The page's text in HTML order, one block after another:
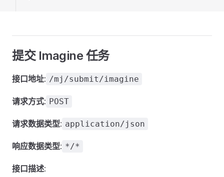
提交 Imagine 任务
接口地址: /mj/submit/imagine
请求方式: POST
请求数据类型: application/json
响应数据类型: */*
接口描述: